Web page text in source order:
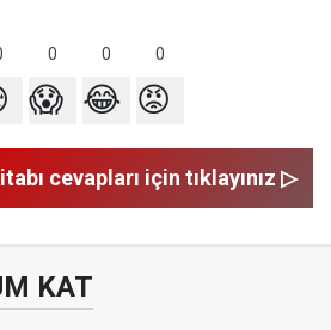
0 0 0
😱 😂 😡
cevapları için tıklayınız ▷
KAT